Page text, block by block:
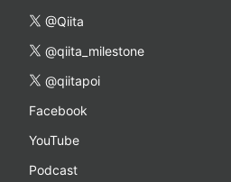
@Qiita
@qiita_milestone
@qiitapoi
Facebook
YouTube
Podcast